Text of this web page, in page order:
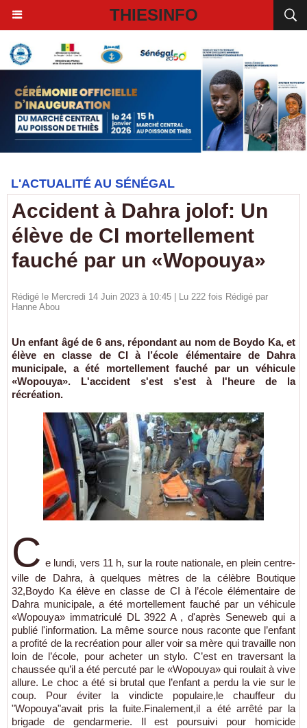
THIESINFO
L'ACTUALITÉ AU SÉNÉGAL
Accident à Dahra jolof: Un
élève de CI mortellement
fauché par un «Wopouya»
Rédigé le Mercredi 14 Juin 2023 à 10:45 | Lu 222 fois Rédigé par
Hanne Abou
Un enfant âgé de 6 ans, répondant au nom de Boydo Ka, et
élève en classe de CI à l’école élémentaire de Dahra
municipale, a été mortellement fauché par un véhicule
«Wopouya». L'accident s'est s'est à l'heure de la
récréation.
C e lundi, vers 11 h, sur la route nationale, en plein centre-
ville de Dahra, à quelques mètres de la célèbre Boutique
32,Boydo Ka élève en classe de CI à l’école élémentaire de
Dahra municipale, a été mortellement fauché par un véhicule
«Wopouya» immatriculé DL 3922 A , d'après Seneweb qui a
publié l'information. La même source nous raconte que l’enfant
a profité de la recréation pour aller voir sa mère qui travaille non
loin de l’école, pour acheter un stylo. C’est en traversant la
chaussée qu’il a été percuté par le «Wopouya» qui roulait à vive
allure. Le choc a été si brutal que l’enfant a perdu la vie sur le
coup. Pour éviter la vindicte populaire,le chauffeur du
"Wopouya"avait pris la fuite.Finalement,il a été arrêté par la
brigade de gendarmerie. Il est poursuivi pour homicide